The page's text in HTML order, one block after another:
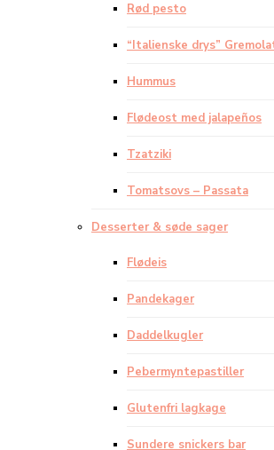
Rød pesto
“Italienske drys”
Hummus
Flødeost med jalapeños
Tzatziki
Tomatsovs – Passata
Desserter & søde sager
Flødeis
Pandekager
Daddelkugler
Pebermyntepastiller
Glutenfri lagkage
Sundere snickers bar